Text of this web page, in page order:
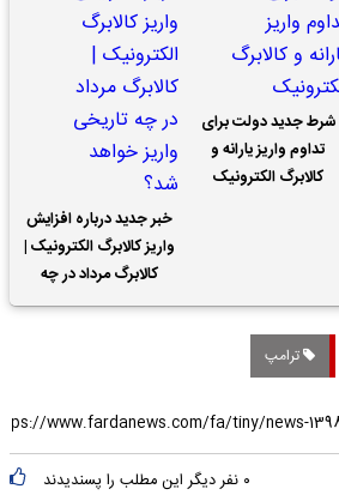
شرط جدید دولت برای
تداوم واریز یارانه و
کالابرگ الکترونیک
خبر جدید درباره افزایش
واریز کالابرگ الکترونیک |
کالابرگ مرداد در چه
تاریخی واریز خواهد شد؟
ترامپ
۰ نفر دیگر این مطلب را پسندیدند